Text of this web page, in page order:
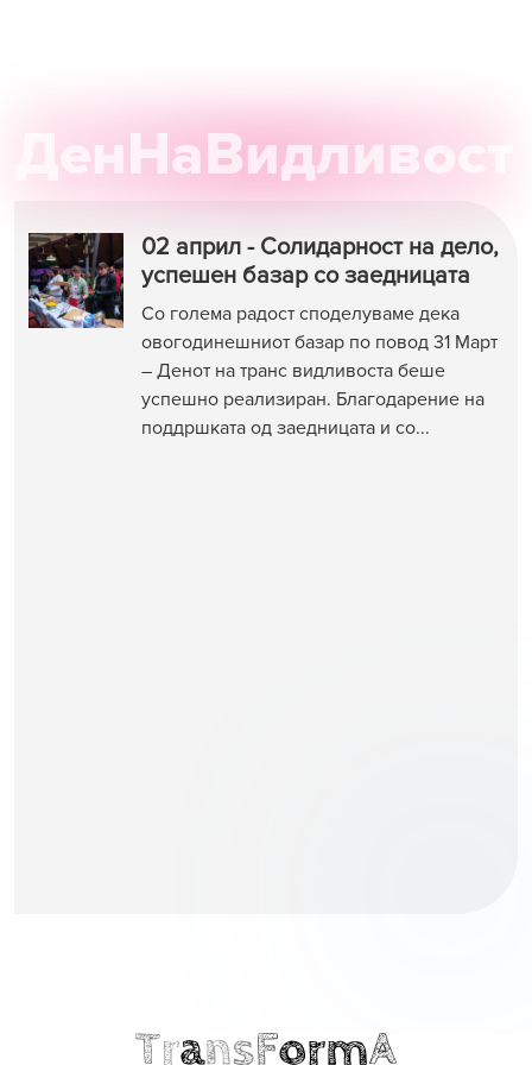
ДенНаВидливост
02 април - Солидарност на дело,
успешен базар со заедницата
Со голема радост споделуваме дека
овогодинешниот базар по повод 31 Март
– Денот на транс видливоста беше
успешно реализиран. Благодарение на
поддршката од заедницата и со...